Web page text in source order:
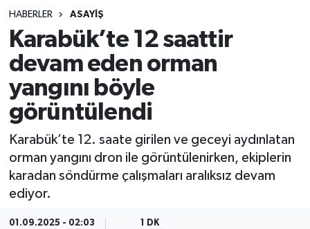
HABERLER ASAYIŞ
Karabük’te 12 saattir
devam eden orman
yangını böyle
görüntülendi
Karabük’te 12. saate girilen ve geceyi aydınlatan
orman yangını dron ile görüntülenirken, ekiplerin
karadan söndürme çalışmaları aralıksız devam
ediyor.
01.09.2025 - 02:03 1 DK
Spor
Teknoloji